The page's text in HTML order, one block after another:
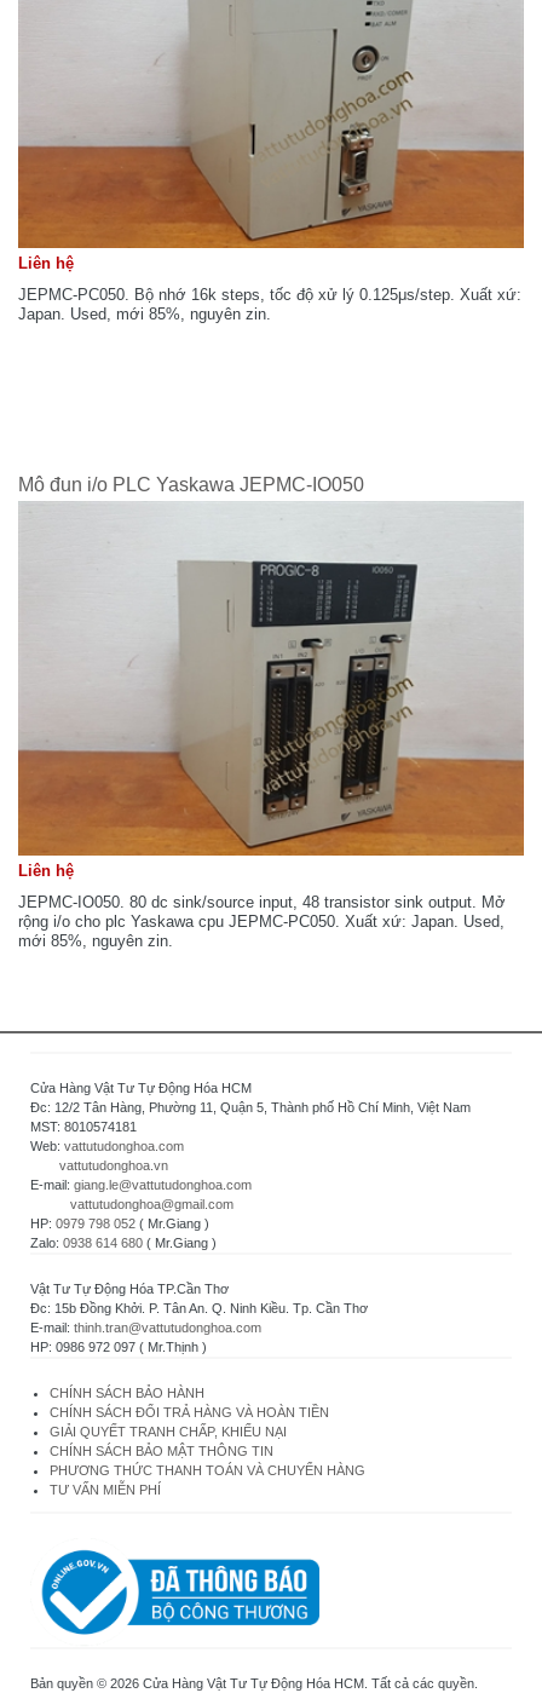
Liên hệ
JEPMC-PC050. Bộ nhớ 16k steps, tốc độ xử lý 0.125μs/step. Xuất xứ:
Japan. Used, mới 85%, nguyên zin.
Mô đun i/o PLC Yaskawa JEPMC-IO050
Liên hệ
JEPMC-IO050. 80 dc sink/source input, 48 transistor sink output. Mở
rộng i/o cho plc Yaskawa cpu JEPMC-PC050. Xuất xứ: Japan. Used,
mới 85%, nguyên zin.
Cửa Hàng Vật Tư Tự Động Hóa HCM
Đc: 12/2 Tân Hàng, Phường 11, Quận 5, Thành phố Hồ Chí Minh, Việt Nam
MST: 8010574181
Web: vattutudonghoa.com
vattutudonghoa.vn
E-mail: giang.le@vattutudonghoa.com
vattutudonghoa@gmail.com
HP: 0979 798 052 ( Mr.Giang )
Zalo: 0938 614 680 ( Mr.Giang )
Vật Tư Tự Động Hóa TP.Cần Thơ
Đc: 15b Đồng Khởi. P. Tân An. Q. Ninh Kiều. Tp. Cần Thơ
E-mail: thinh.tran@vattutudonghoa.com
HP: 0986 972 097 ( Mr.Thịnh )
CHÍNH SÁCH BẢO HÀNH
CHÍNH SÁCH ĐỔI TRẢ HÀNG VÀ HOÀN TIỀN
GIẢI QUYẾT TRANH CHẤP, KHIẾU NẠI
CHÍNH SÁCH BẢO MẬT THÔNG TIN
PHƯƠNG THỨC THANH TOÁN VÀ CHUYỂN HÀNG
TƯ VẤN MIỄN PHÍ
Bản quyền © 2026 Cửa Hàng Vật Tư Tự Động Hóa HCM. Tất cả các quyền.